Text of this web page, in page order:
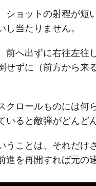
ショットの射程が
当たりません。
前へ出ずに右往左
せずに（前方から
クロールものには
いると敵弾がどん
うことは、それだ
を再開すれば元の